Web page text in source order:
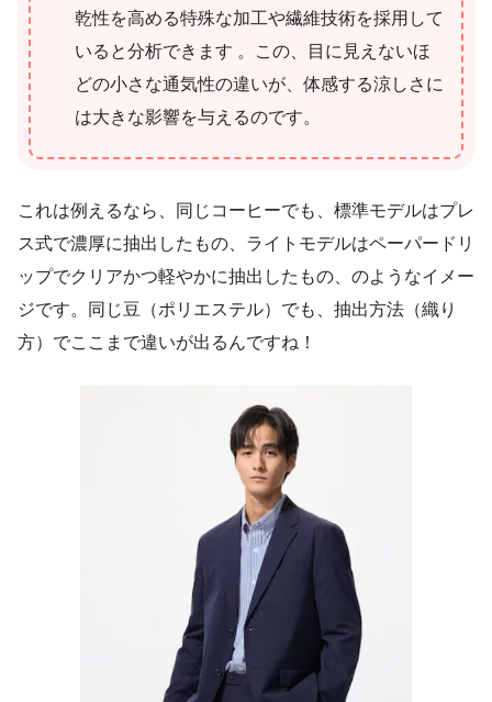
乾性を高める特殊な加工や繊維技術を採用して
いると分析できます 。この、目に見えないほ
どの小さな通気性の違いが、体感する涼しさに
は大きな影響を与えるのです。
これは例えるなら、同じコーヒーでも、標準モデルはプレ
ス式で濃厚に抽出したもの、ライトモデルはペーパードリ
ップでクリアかつ軽やかに抽出したもの、のようなイメー
ジです。同じ豆（ポリエステル）でも、抽出方法（織り
方）でここまで違いが出るんですね！